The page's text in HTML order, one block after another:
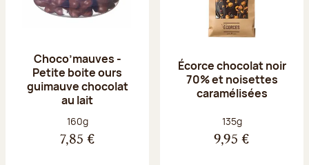
Choco’mauves -
Petite boite ours
guimauve chocolat
au lait
Poids net :
160g
7,85 €
Écorce chocolat noir
70% et noisettes
caramélisées
Poids net :
135g
9,95 €